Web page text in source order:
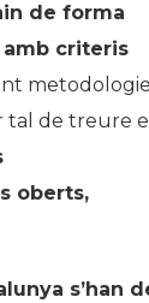
de forma
criteris
tal de treure el
oberts,
s’han